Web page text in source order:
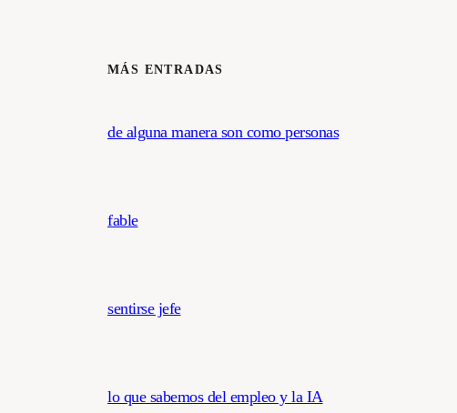
MÁS ENTRADAS
de alguna manera son como personas
fable
sentirse jefe
lo que sabemos del empleo y la IA